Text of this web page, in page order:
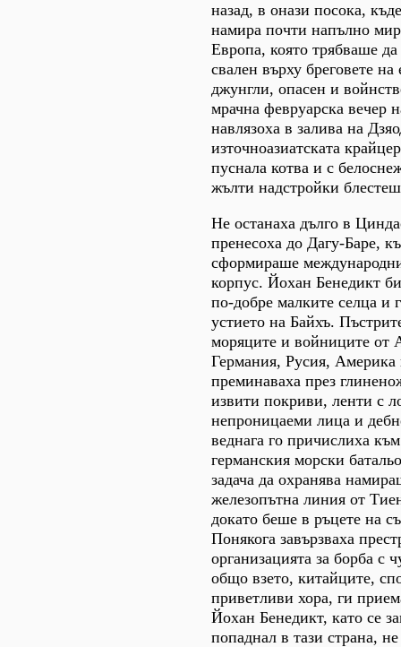
назад, в онази посока,
намира почти напълно
Европа, която трябваше
свален върху бреговете
джунгли, опасен и
мрачна февруарска вечер
навлязоха в залива на
източноазиатската
пуснала котва и с
жълти надстройки
Не останаха дълго в
пренесоха до Дагу-Баре,
сформираше
корпус. Йохан Бенедикт
по-добре малките селца и
устието на Байхъ.
моряците и войниците от
Германия, Русия,
преминаваха през
извити покриви, ленти с
непроницаеми лица и
веднага го причислиха
германския морски
задача да охранява
железопътна линия от
докато беше в ръцете на
Понякога завързваха
организацията за борба с
общо взето, китайците,
приветливи хора, ги
Йохан Бенедикт, като се
попаднал в тази страна,